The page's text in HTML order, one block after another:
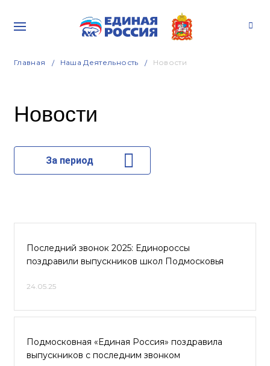
Главная Наша Деятельность Новости
Новости
За период
Последний звонок 2025: Единороссы
поздравили выпускников школ Подмосковья
24.05.25
Подмосковная «Единая Россия» поздравила
выпускников с последним звонком